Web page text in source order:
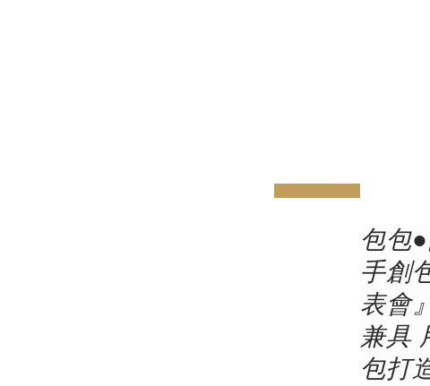
prev next
包包
手創
表會
兼具
包打